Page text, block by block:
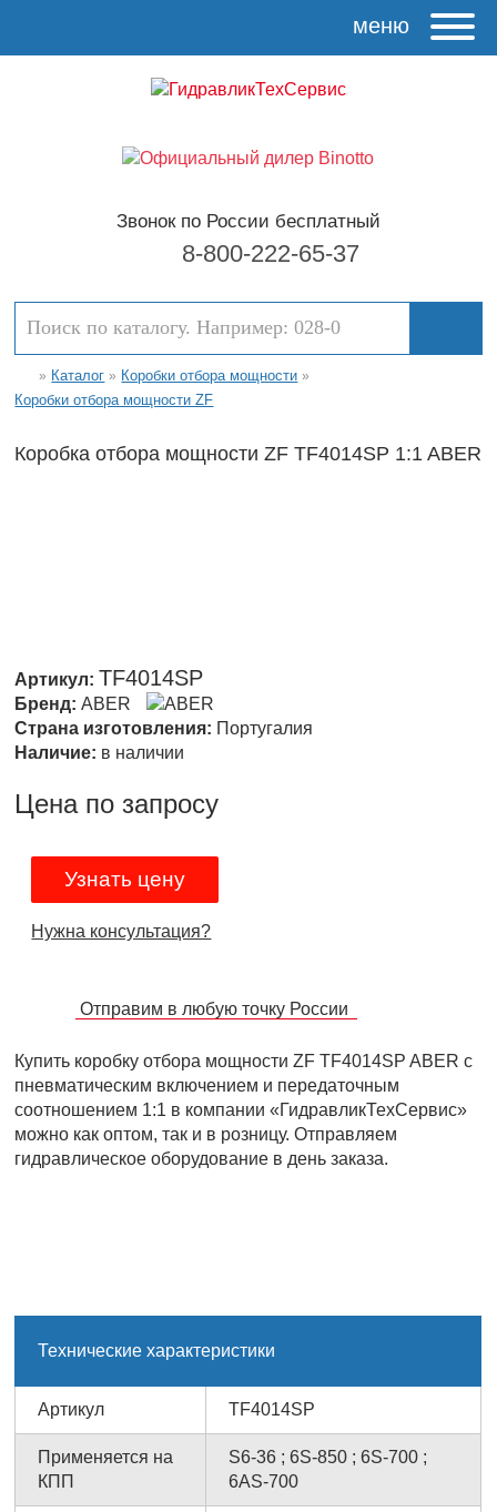
меню
Звонок по России бесплатный
8-800-222-65-37
» Каталог » Коробки отбора мощности »
Коробки отбора мощности ZF
Коробка отбора мощности ZF TF4014SP 1:1 ABER
Артикул: TF4014SP
Бренд: ABER
Страна изготовления: Португалия
Наличие: в наличии
Цена по запросу
Узнать цену
Нужна консультация?
Отправим в любую точку России
Купить коробку отбора мощности ZF TF4014SP ABER с
пневматическим включением и передаточным
соотношением 1:1 в компании «ГидравликТехСервис»
можно как оптом, так и в розницу. Отправляем
гидравлическое оборудование в день заказа.
Технические характеристики
Артикул TF4014SP
Применяется на
КПП
S6-36 ; 6S-850 ; 6S-700 ;
6AS-700